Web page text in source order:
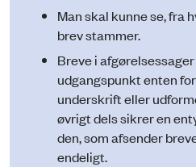
Man skal kunne se, fra
brev stammer.
Breve i
udgangspunkt enten
underskrift eller
øvrigt dels sikrer en
den, som afsender
endeligt.